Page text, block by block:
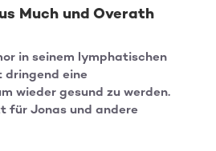
Much und Overath
in seinem lymphatischen
dringend eine
wieder gesund zu werden.
für Jonas und andere